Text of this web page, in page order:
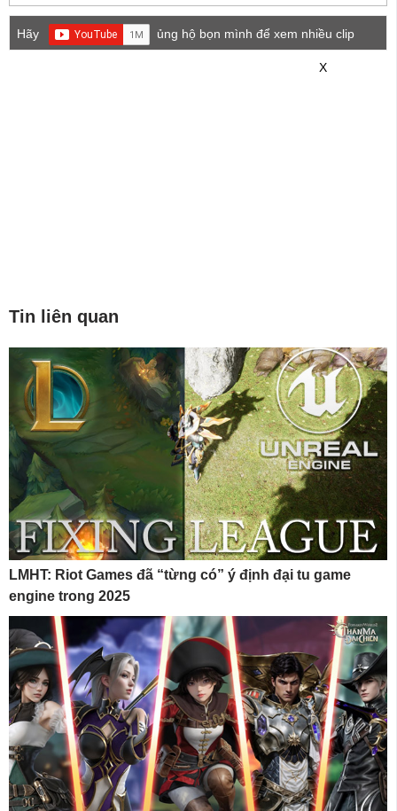
Hãy
ủng hộ bọn mình để xem nhiều clip
X
Tin liên quan
LMHT: Riot Games đã “từng có” ý định đại tu game
engine trong 2025